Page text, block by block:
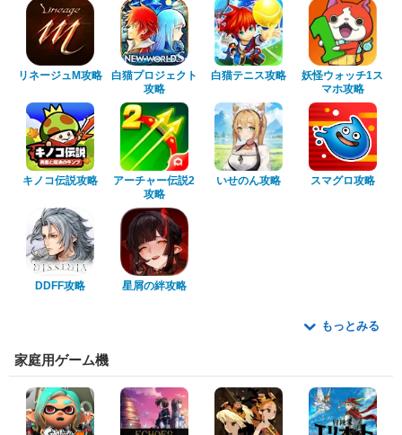
リネージュM攻略
白猫プロジェクト
攻略
白猫テニス攻略
妖怪ウォッチ1ス
マホ攻略
キノコ伝説攻略
アーチャー伝説2
攻略
いせのん攻略 スマグロ攻略
DDFF攻略 星屑の絆攻略
もっとみる
家庭用ゲーム機